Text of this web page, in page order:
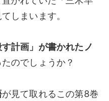
しまいます。
す計画」が書かれたノ
のでしょうか？
が見て取れるこの第8巻